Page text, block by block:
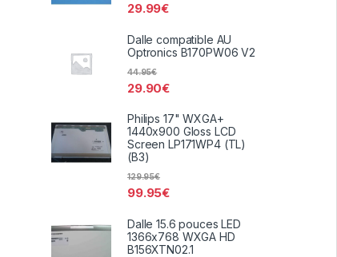
29.99€
Dalle compatible AU
Optronics B170PW06 V2
29.90€
44.95€
Philips 17" WXGA+
1440x900 Gloss LCD
Screen LP171WP4 (TL)
(B3)
99.95€
129.95€
Dalle 15.6 pouces LED
1366x768 WXGA HD
B156XTN02.1